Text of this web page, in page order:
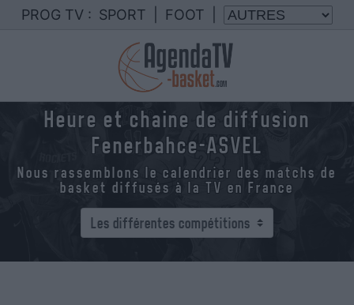
PROG TV : SPORT FOOT
Heure et chaine de diffusion
Fenerbahce-ASVEL
Nous rassemblons le calendrier des matchs de
basket diffusés à la TV en France